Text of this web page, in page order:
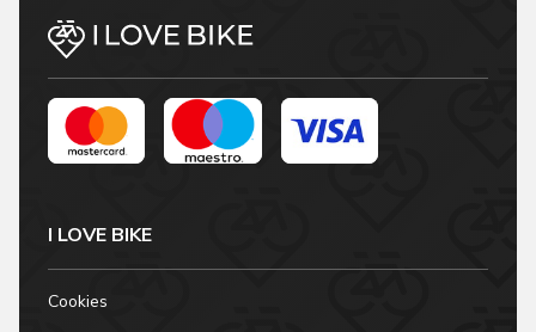
I LOVE BIKE
Cookies